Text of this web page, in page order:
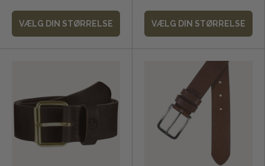
VÆLG DIN STØRRELSE VÆLG DIN STØRRELSE